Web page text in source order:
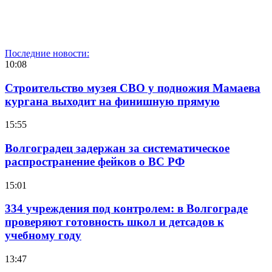
Последние новости:
10:08
Строительство музея СВО у подножия Мамаева
кургана выходит на финишную прямую
15:55
Волгоградец задержан за систематическое
распространение фейков о ВС РФ
15:01
334 учреждения под контролем: в Волгограде
проверяют готовность школ и детсадов к
учебному году
13:47